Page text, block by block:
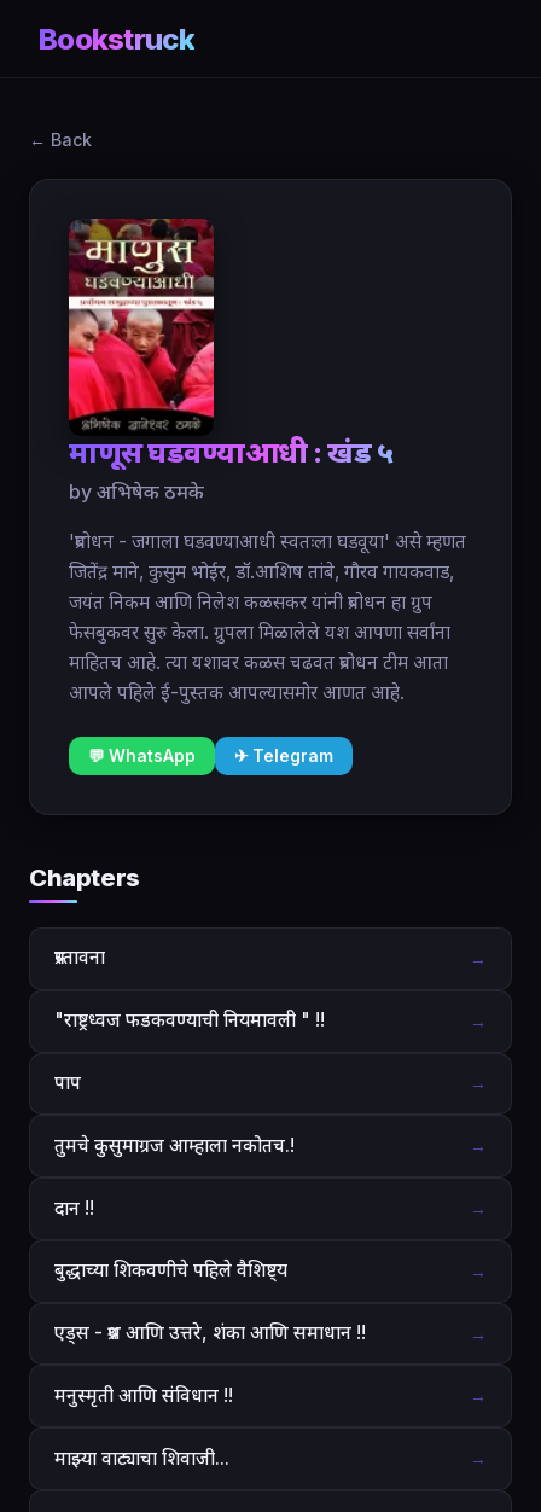
Bookstruck
← Back
माणूस घडवण्याआधी : खंड ५
by अभिषेक ठमके
'प्रबोधन - जगाला घडवण्याआधी स्वतःला घडवूया' असे म्हणत
जितेंद्र माने, कुसुम भोईर, डॉ.आशिष तांबे, गौरव गायकवाड,
जयंत निकम आणि निलेश कळसकर यांनी प्रबोधन हा ग्रुप
फेसबुकवर सुरु केला. ग्रुपला मिळालेले यश आपणा सर्वांना
माहितच आहे. त्या यशावर कळस चढवत प्रबोधन टीम आता
आपले पहिले ई-पुस्तक आपल्यासमोर आणत आहे.
💬 WhatsApp ✈ Telegram
Chapters
प्रस्तावना →
"राष्ट्रध्वज फडकवण्याची नियमावली " !! →
पाप →
तुमचे कुसुमाग्रज आम्हाला नकोतच.! →
दान !! →
बुद्धाच्या शिकवणीचे पहिले वैशिष्ट्य →
एड्स - प्रश्न आणि उत्तरे, शंका आणि समाधान !! →
मनुस्मृती आणि संविधान !! →
माझ्या वाट्याचा शिवाजी... →